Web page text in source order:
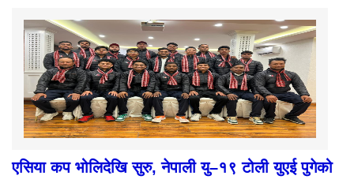
एसिया कप भोलिदेखि सुरु, नेपाली यु–१९ टोली युएई पुगेको